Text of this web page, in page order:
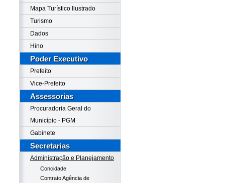
Mapa Turístico Ilustrado
Turismo
Dados
Hino
Poder Executivo
Prefeito
Vice-Prefeito
Assessorias
Procuradoria Geral do
Município - PGM
Gabinete
Secretarias
Administração e Planejamento
Concidade
Contrato Agência de